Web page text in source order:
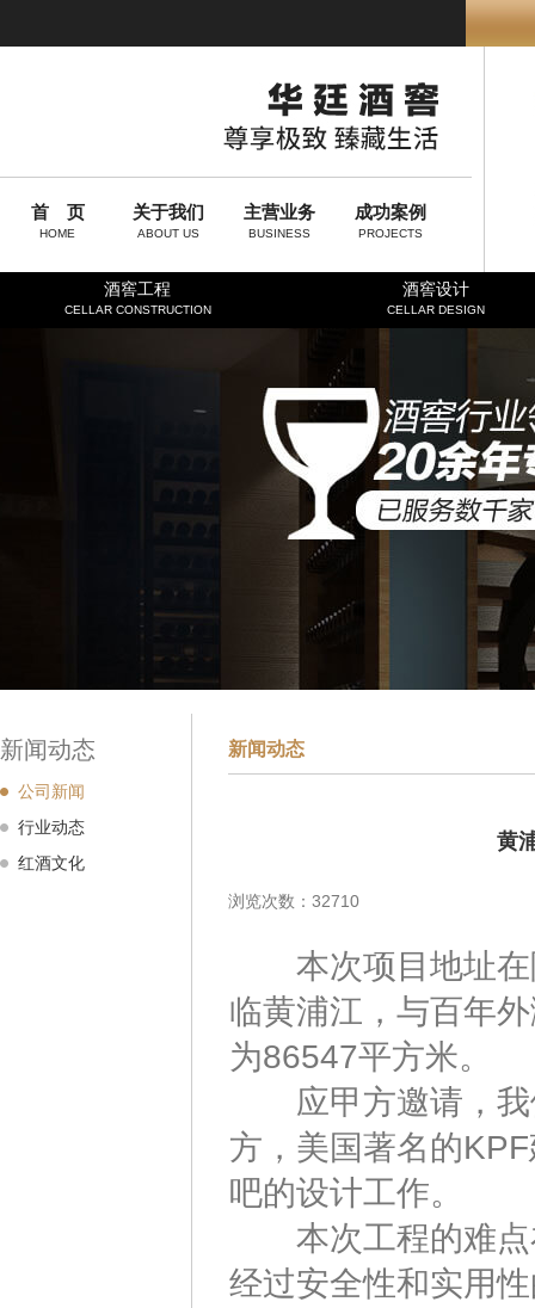
首 页
HOME
关于我们
ABOUT US
主营业务
BUSINESS
成功案例
PROJECTS
酒窖工程
CELLAR CONSTRUCTION
酒窖设计
CELLAR DESIGN
新闻动态
公司新闻
行业动态
红酒文化
新闻动态
黄
浏览次数：32710
本次项目地址在
临黄浦江，与百年
为86547平方米。
应甲方邀请，我
方，美国著名的
吧的设计工作。
本次工程的难点
经过安全性和实用